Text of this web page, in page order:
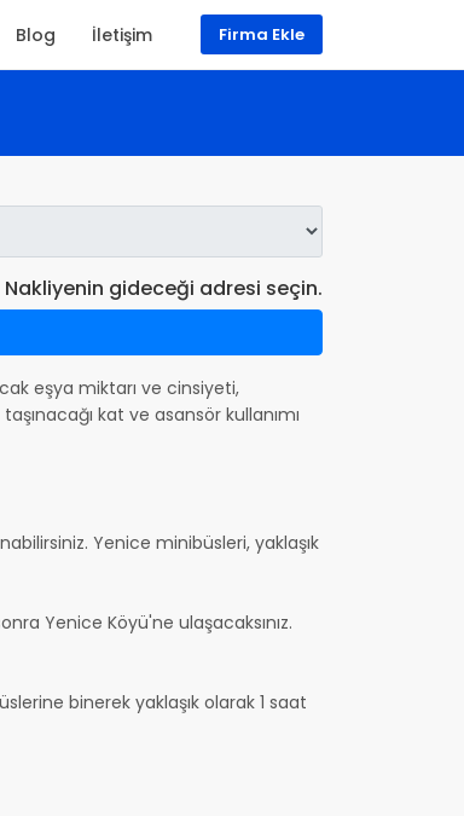
Nakliyenin gideceği adresi seçin.
eşya miktarı ve cinsiyeti,
kat ve asansör kullanımı
Yenice minibüsleri, yaklaşık
Yenice Köyü'ne ulaşacaksınız.
binerek yaklaşık olarak 1 saat
Firma Ekle
Blog İletişim